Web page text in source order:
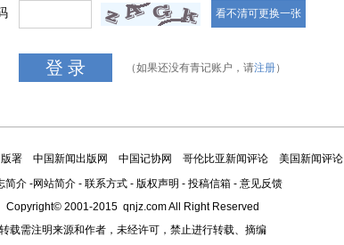
看不清可更换一张
（如果还没有青记账户，请注册）
署 中国新闻出版网 中国记协网 哥伦比亚新闻评论
美国新闻评论
简介-网站简介- 联系方式- 版权声明 - 投稿信箱- 意见反馈
Copyright© 2001-2015 qnjz.com All Right Reserved
转载需注明来源和作者，未经许可，禁止进行转载、摘编